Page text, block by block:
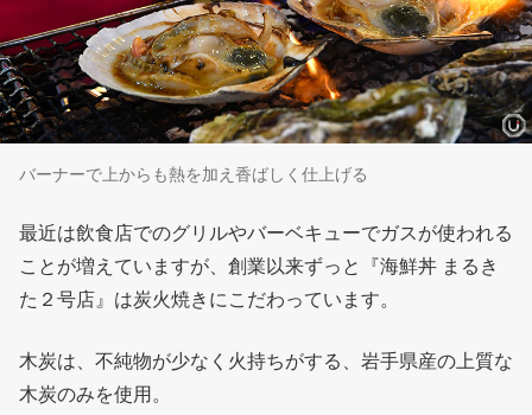
バーナーで上からも熱を加え香ばしく仕上げる
最近は飲食店でのグリルやバーベキューでガスが使われる
ことが増えていますが、創業以来ずっと『海鮮丼 まるき
た２号店』は炭火焼きにこだわっています。
木炭は、不純物が少なく火持ちがする、岩手県産の上質な
木炭のみを使用。